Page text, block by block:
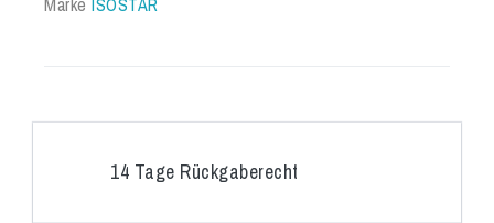
14 Tage Rückgaberecht